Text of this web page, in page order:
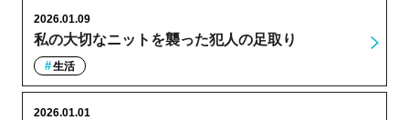
私の大切なニットを襲った犯人の足取り
2026.01.09
生活
2026.01.01